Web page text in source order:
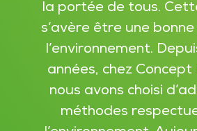
la portée de tous.
s’avère être une
l’environnement.
années, chez Concept
nous avons choisi
méthodes